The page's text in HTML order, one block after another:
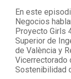
En este
Negocios
Proyecto Girls
Superior de
de València y
Vicerrectorado
Sostenibilidad